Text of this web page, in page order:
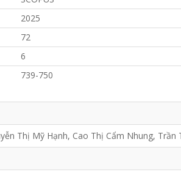
2025
72
6
739-750
Thị Mỹ Hạnh, Cao Thị Cẩm Nhung,